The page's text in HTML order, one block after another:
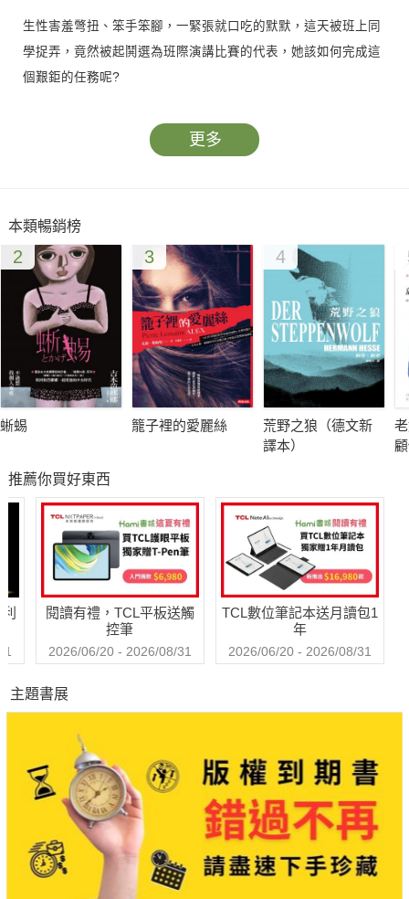
生性害羞彆扭、笨手笨腳，一緊張就口吃的默默，這天被班上同
學捉弄，竟然被起鬨選為班際演講比賽的代表，她該如何完成這
個艱鉅的任務呢?
更多
本類暢銷榜
2
蜥蜴
3
籠子裡的愛麗絲
4
荒野之狼（德文新
譯本）
推薦你買好東西
閱讀有禮，TCL平板送觸
控筆
2026/06/20 - 2026/08/31
TCL數位筆記本送月讀包1
年
2026/06/20 - 2026/08/31
主題書展